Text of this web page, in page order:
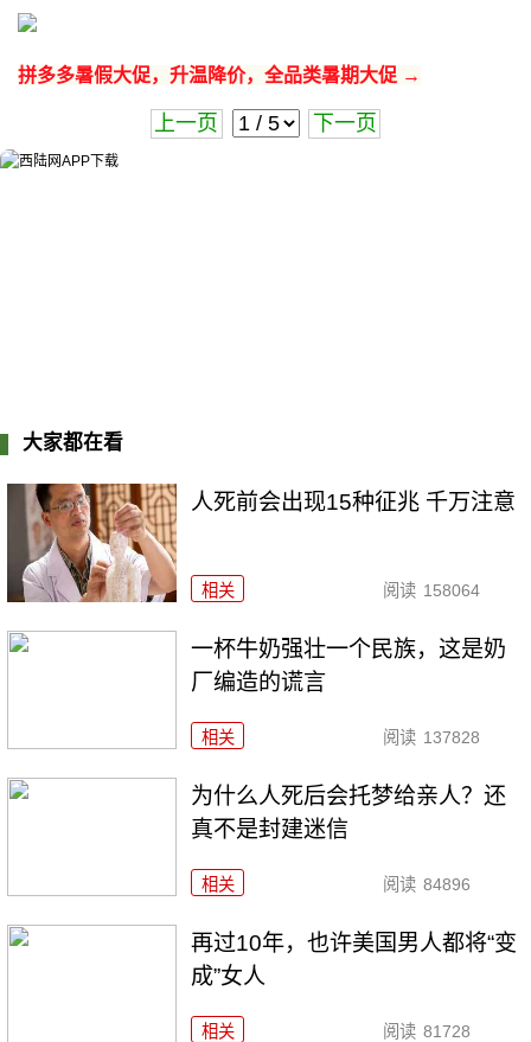
拼多多暑假大促，升温降价，全品类暑期大促 →
上一页 下一页
大家都在看
人死前会出现15种征兆 千万注意
相关 阅读 158064
一杯牛奶强壮一个民族，这是奶
厂编造的谎言
相关 阅读 137828
为什么人死后会托梦给亲人？还
真不是封建迷信
相关 阅读 84896
再过10年，也许美国男人都将“变
成”女人
相关 阅读 81728